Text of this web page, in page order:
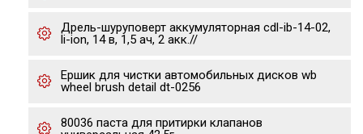
Дрель-шуруповерт аккумуляторная cdl-ib-14-02,
li-ion, 14 в, 1,5 ач, 2 акк.//
Ершик для чистки автомобильных дисков wb
wheel brush detail dt-0256
80036 паста для притирки клапанов